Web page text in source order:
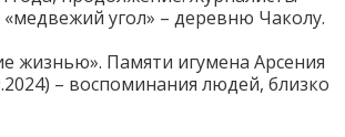
угол» – деревню Чаколу.
жизнью». Памяти игумена Арсения
– воспоминания людей, близко